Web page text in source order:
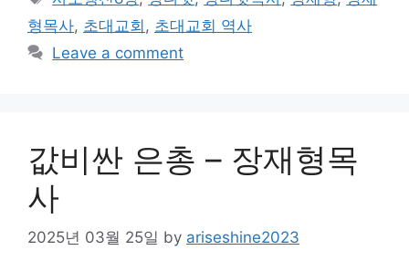
형목사, 초대교회 , 초대교회 역사
Leave a comment
값비싼 은총 – 장재형목
사
2025년 03월 25일 by ariseshine2023